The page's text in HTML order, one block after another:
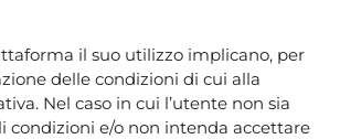
il suo utilizzo implicano, per
delle condizioni di cui alla
Nel caso in cui l’utente non sia
condizioni e/o non intenda accettare